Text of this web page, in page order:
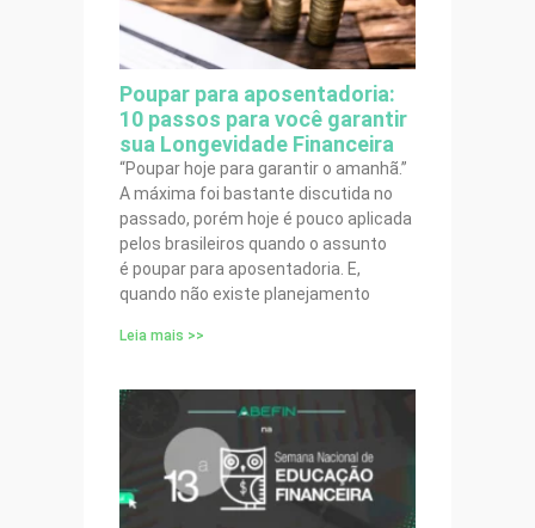
Poupar para aposentadoria:
10 passos para você garantir
sua Longevidade Financeira
“Poupar hoje para garantir o amanhã.”
A máxima foi bastante discutida no
passado, porém hoje é pouco aplicada
pelos brasileiros quando o assunto
é poupar para aposentadoria. E,
quando não existe planejamento
Leia mais >>